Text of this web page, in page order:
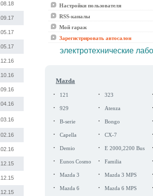
Настройки пользователя
RSS-каналы
Мой гараж
Зарегистрировать автосалон
электротехнические
Mazda
· 121 · 323 ·
· 929 · Atenza ·
· B-serie · Bongo ·
· Capella · CX-7 ·
· Demio · E 2000,2200 Bus ·
· Eunos Cosmo · Familia ·
· Mazda 3 · Mazda 3 MPS ·
· Mazda 6 · Mazda 6 MPS ·